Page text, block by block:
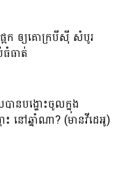
ផ្អក ឲ្យគោក្របីស៊ី សំបូរ
ធាត់
ានបង្ហោះចូលក្នុង
នៅឆ្នាំណា? (មានវីដេអូ)